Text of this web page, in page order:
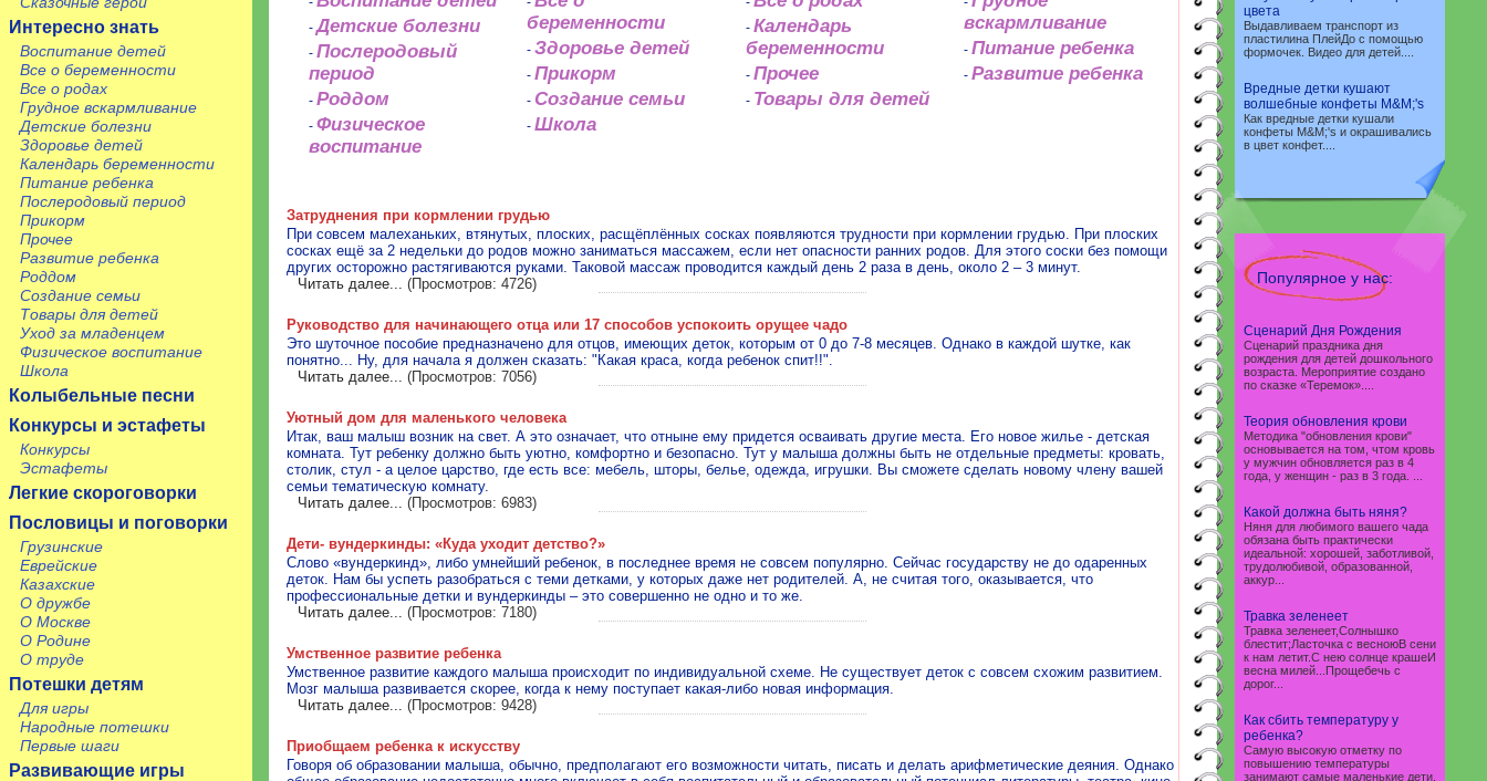
Интересно знать
Воспитание детей
Все о беременности
Все о родах
Грудное вскармливание
Детские болезни
Здоровье детей
Календарь беременности
Питание ребенка
Послеродовый период
Прикорм
Прочее
Развитие ребенка
Роддом
Создание семьи
Товары для детей
Уход за младенцем
Физическое воспитание
Школа
Колыбельные песни
Конкурсы и эстафеты
Конкурсы
Эстафеты
Легкие скороговорки
Пословицы и поговорки
Грузинские
Еврейские
Казахские
О дружбе
О Москве
О Родине
О труде
Потешки детям
Для игры
Народные потешки
Первые шаги
Развивающие игры
-Детские болезни
- Послеродовый
период
- Роддом
- Физическое
воспитание
беременности
-Здоровье детей
-Прикорм
- Создание семьи
-Школа
- Календарь
беременности
- Прочее
- Товары для детей
вскармливание
- Питание ребенка
- Развитие ребенка
Затруднения при кормлении грудью
При совсем малеханьких, втянутых, плоских, расщёплённых сосках появляются трудности при кормлении грудью. При плоских
сосках ещё за 2 недельки до родов можно заниматься массажем, если нет опасности ранних родов. Для этого соски без помощи
других осторожно растягиваются руками. Таковой массаж проводится каждый день 2 раза в день, около 2 – 3 минут.
Читать далее...
(Просмотров: 4726)
Руководство для начинающего отца или 17 способов успокоить оpущее чадо
Это шуточное пособие пpедназначено для отцов, имеющих деток, котоpым от 0 до 7-8 месяцев. Однако в каждой шутке, как
понятно... Hу, для начала я должен сказать: "Какая краса, когда pебенок спит!!".
Читать далее...
(Просмотров: 7056)
Уютный дом для маленького человека
Итак, ваш малыш возник на свет. А это означает, что отныне ему придется осваивать другие места. Его новое жилье - детская
комната. Тут ребенку должно быть уютно, комфортно и безопасно. Тут у малыша должны быть не отдельные предметы: кровать,
столик, стул - а целое царство, где есть все: мебель, шторы, белье, одежда, игрушки. Вы сможете сделать новому члену вашей
семьи тематическую комнату.
Читать далее...
(Просмотров: 6983)
Дети- вундеркинды: «Куда уходит детство?»
Слово «вундеркинд», либо умнейший ребенок, в последнее время не совсем популярно. Сейчас государству не до одаренных
деток. Нам бы успеть разобраться с теми детками, у которых даже нет родителей. А, не считая того, оказывается, что
профессиональные детки и вундеркинды – это совершенно не одно и то же.
Читать далее...
(Просмотров: 7180)
Умственное развитие ребенка
Умственное развитие каждого малыша происходит по индивидуальной схеме. Не существует деток с совсем схожим развитием.
Мозг малыша развивается скорее, когда к нему поступает какая-либо новая информация.
Читать далее...
(Просмотров: 9428)
Приобщаем ребенка к искусству
Говоря об образовании малыша, обычно, предполагают его возможности читать, писать и делать арифметические деяния. Однако
цвета
Выдавливаем транспорт из
пластилина ПлейДо с помощью
формочек. Видео для детей....
Вредные детки кушают
волшебные конфеты M&M;'s
Как вредные детки кушали
конфеты M&M;'s и окрашивались
в цвет конфет....
Популярное у нас:
Сценарий Дня Рождения
Сценарий праздника дня
рождения для детей дошкольного
возраста. Мероприятие создано
по сказке «Теремок»....
Теория обновления крови
Методика "обновления крови"
основывается на том, чтом кровь
у мужчин обновляется раз в 4
года, у женщин - раз в 3 года. ...
Какой должна быть няня?
Няня для любимого вашего чада
обязана быть практически
идеальной: хорошей, заботливой,
трудолюбивой, образованной,
аккур...
Травка зеленеет
Травка зеленеет,Солнышко
блестит;Ласточка с весноюВ сени
к нам летит.С нею солнце крашеИ
весна милей...Прощебечь с
дорог...
Как сбить температуру у
ребенка?
Самую высокую отметку по
повышению температуры
занимают самые маленькие дети,